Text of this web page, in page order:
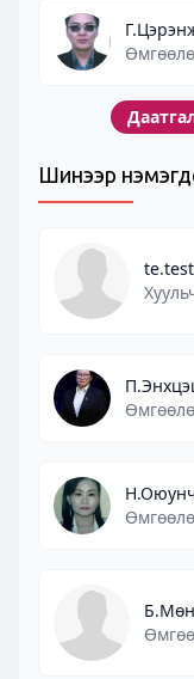
Шинээр